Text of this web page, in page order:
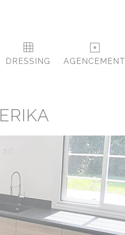
DRESSING AGENCEMENT